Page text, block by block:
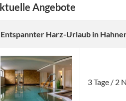
Angebote
Entspannter Harz-Urlaub in
3 Tage / 2